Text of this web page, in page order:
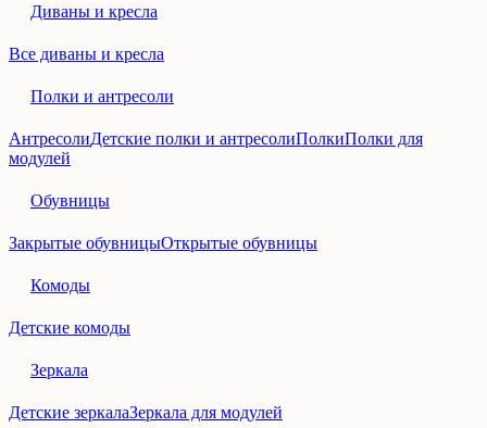
Диваны и кресла
Все диваны и кресла
Полки и антресоли
АнтресолиДетские полки и антресолиПолкиПолки для
модулей
Обувницы
Закрытые обувницыОткрытые обувницы
Комоды
Детские комоды
Зеркала
Детские зеркалаЗеркала для модулей